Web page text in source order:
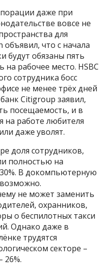
даже при
вовсе не
для
объявил, что с начала
будут обязаны пять
рабочее место. HSBC
сотрудника босс
не менее трёх дней
Citigroup заявил,
посещаемость, и в
на работе любителя
даже уволят.
доля сотрудников,
полностью на
В докомпьютерную
не может заменить
охранников,
о беспилотных такси
Однако даже в
трудятся
секторе –
26%.